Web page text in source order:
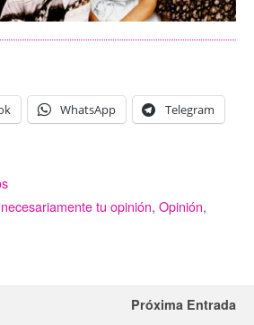
WhatsApp Telegram
tu opinión, Opinión,
Próxima Entrada